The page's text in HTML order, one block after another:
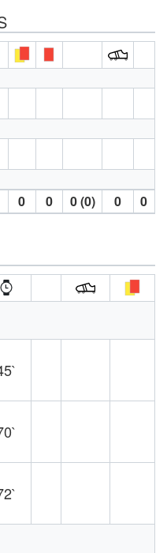
0 0 0 (0) 0 0